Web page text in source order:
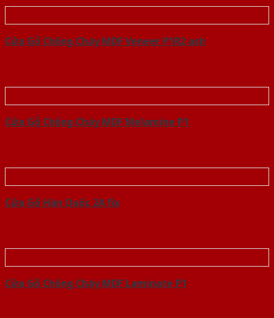
Cửa Gỗ Chống Cháy MDF Veneer P1R2 ash
Cửa Gỗ Chống Cháy MDF Melamine P1
Cửa Gỗ Hàn Quốc 2A fix
Cửa Gỗ Chống Cháy MDF Laminate P1